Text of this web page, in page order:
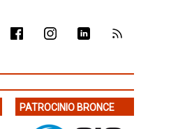
PATROCINIO BRONCE